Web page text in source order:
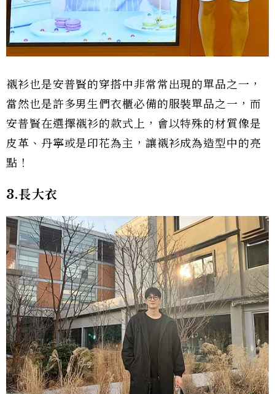
襯衫也是安普賢的穿搭中非常常出現的單品之一，
當然也是許多男生們衣櫃必備的服裝單品之一，而
安普賢在選擇襯衫的款式上，會以特殊的材質像是
皮革、丹寧或是印花為主，讓襯衫成為造型中的亮
點！
3.長大衣